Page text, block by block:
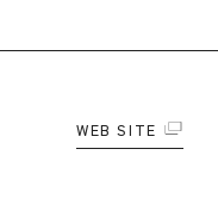
WEB SITE